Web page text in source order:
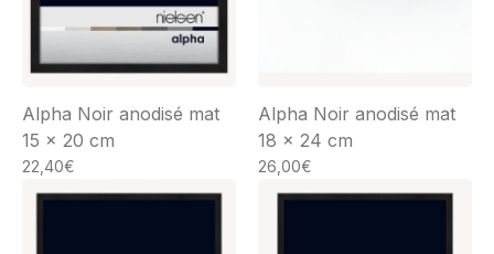
Alpha Noir anodisé mat
15 x 20 cm
22,40€
Alpha Noir anodisé mat
18 x 24 cm
26,00€